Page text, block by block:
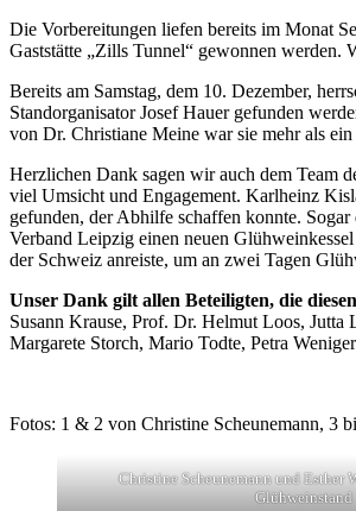
Die Vorbereitungen liefen bereits im Monat
Gaststätte „Zills Tunnel“ gewonnen werden.
Bereits am Samstag, dem 10. Dezember,
Standorganisator Josef Hauer gefunden
von Dr. Christiane Meine war sie mehr als ein
Herzlichen Dank sagen wir auch dem Team
viel Umsicht und Engagement. Karlheinz
gefunden, der Abhilfe schaffen konnte.
Verband Leipzig einen neuen
der Schweiz anreiste, um an zwei Tagen
Unser Dank gilt allen Beteiligten, die
Susann Krause, Prof. Dr. Helmut Loos,
Margarete Storch, Mario Todte, Petra
Fotos: 1 & 2 von Christine Scheunemann, 3
Christine Scheunemann und Esther
Glühweinstand